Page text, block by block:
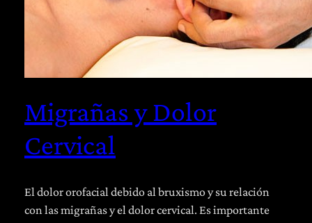
Migrañas y Dolor
Cervical
El dolor orofacial debido al bruxismo y su relación
con las migrañas y el dolor cervical. Es importante